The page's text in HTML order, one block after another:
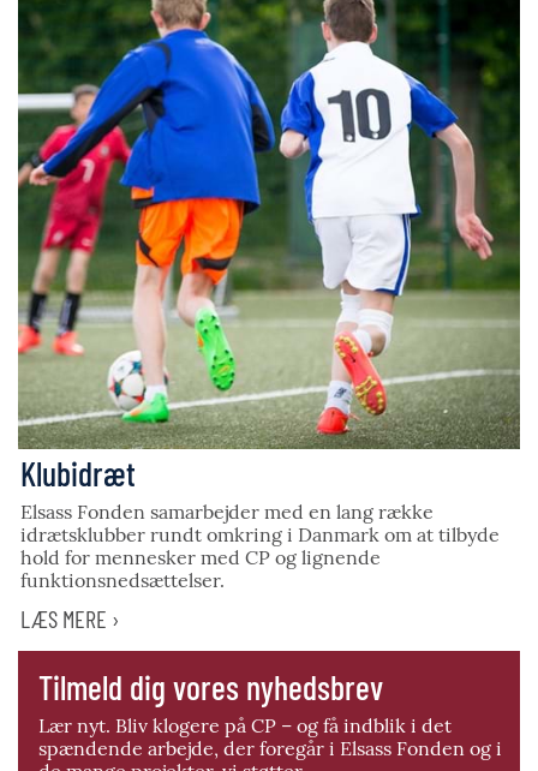
Klubidræt
Elsass Fonden samarbejder med en lang række
idrætsklubber rundt omkring i Danmark om at tilbyde
hold for mennesker med CP og lignende
funktionsnedsættelser.
LÆS MERE ›
Tilmeld dig vores nyhedsbrev
Lær nyt. Bliv klogere på CP – og få indblik i det
spændende arbejde, der foregår i Elsass Fonden og i